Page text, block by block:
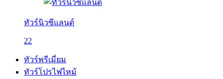
ทัวร์นิวซีแลนด์
22
ทัวร์พรีเมี่ยม
ทัวร์โปรไฟไหม้